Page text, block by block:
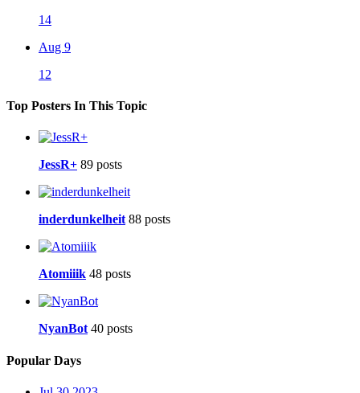
14
Aug 9
12
Top Posters In This Topic
JessR+ 89 posts
inderdunkelheit 88 posts
Atomiiik 48 posts
NyanBot 40 posts
Popular Days